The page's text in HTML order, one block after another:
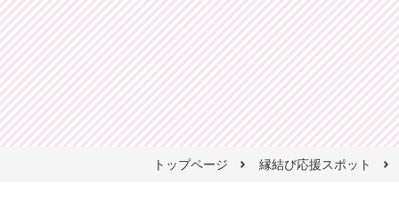
トップページ 縁結び応援スポット